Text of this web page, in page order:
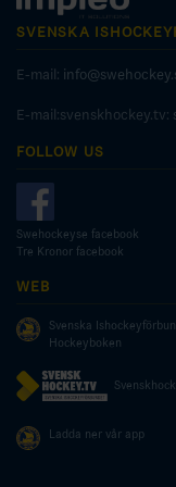
SVENSKA
E-mail:
E-mail:svenskhockey.tv:
FOLLOW US
Swehockeyse facebook
Tre Kronor facebook
WEB
Svenska
Hockeyboken
Ladda ner vår app